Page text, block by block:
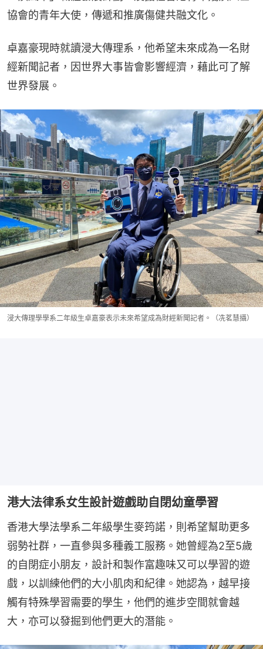
協會的青年大使，傳遞和推廣傷健共融文化。
卓嘉豪現時就讀浸大傳理系，他希望未來成為一名財
經新聞記者，因世界大事皆會影響經濟，藉此可了解
世界發展。
浸大傳理學學系二年級生卓嘉豪表示未來希望成為財經新聞記者。（冼茗慧攝）
港大法律系女生設計遊戲助自閉幼童學習
香港大學法學系二年級學生麥筠諾，則希望幫助更多
弱勢社群，一直參與多種義工服務。她曾經為2至5歲
的自閉症小朋友，設計和製作富趣味又可以學習的遊
戲，以訓練他們的大小肌肉和紀律。她認為，越早接
觸有特殊學習需要的學生，他們的進步空間就會越
大，亦可以發掘到他們更大的潛能。